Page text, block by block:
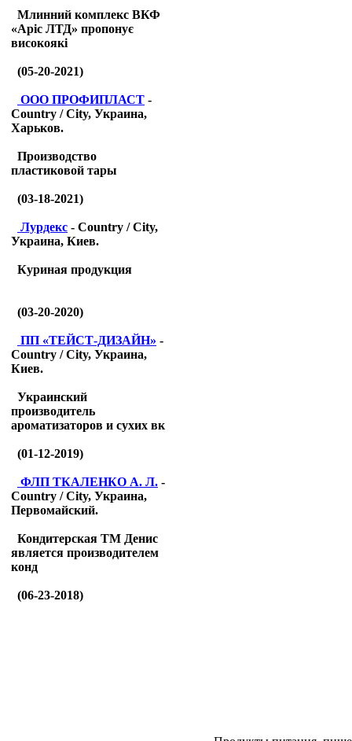
Млинний комплекс ВКФ
«Аріс ЛТД» пропонує
високоякі
(05-20-2021)
ООО ПРОФИПЛАСТ -
Country / City, Украина,
Харьков.
Производство
пластиковой тары
(03-18-2021)
Лурдекс - Country / City,
Украина, Киев.
Куриная продукция
(03-20-2020)
ПП «ТЕЙСТ-ДИЗАЙН» -
Country / City, Украина,
Киев.
Украинский
производитель
ароматизаторов и сухих вк
(01-12-2019)
ФЛП ТКАЛЕНКО А. Л. -
Country / City, Украина,
Первомайский.
Кондитерская ТМ Денис
является производителем
конд
(06-23-2018)